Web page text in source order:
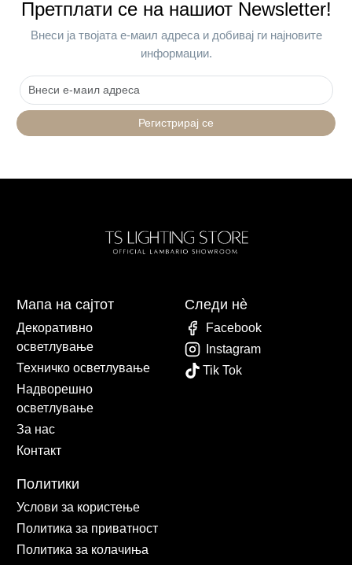
Претплати се на нашиот Newsletter!
Внеси ја твојата е-маил адреса и добивај ги најновите
информации.
Регистрирај се
Мапа на сајтот
Декоративно
осветлување
Техничко осветлување
Надворешно
осветлување
За нас
Контакт
Политики
Услови за користење
Политика за приватност
Политика за колачиња
Следи нè
Facebook
Instagram
Tik Tok